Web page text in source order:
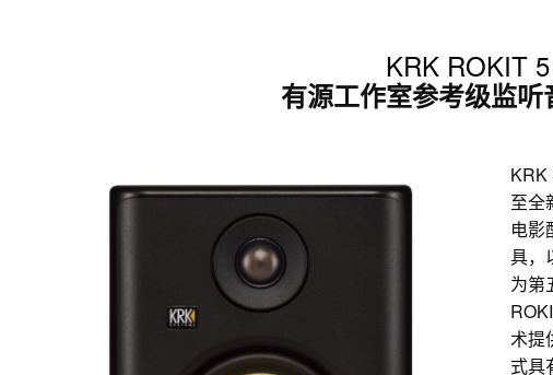
KRK ROKIT
有源工作室参考级监
KRK
至全
电影
具，
为第
术提
式具